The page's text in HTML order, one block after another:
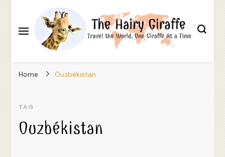
The Hairy Giraffe
Home
Ouzbékistan
TAG
Ouzbékistan